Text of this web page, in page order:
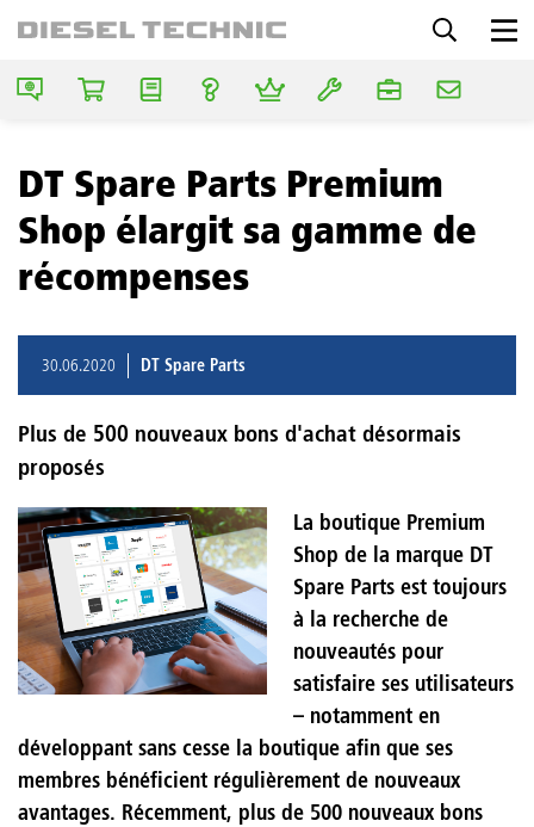
DT Spare Parts Premium
Shop élargit sa gamme de
récompenses
30.06.2020 DT Spare Parts
Plus de 500 nouveaux bons d'achat désormais
proposés
La boutique Premium
Shop de la marque DT
Spare Parts est toujours
à la recherche de
nouveautés pour
satisfaire ses utilisateurs
– notamment en
développant sans cesse la boutique afin que ses
membres bénéficient régulièrement de nouveaux
avantages. Récemment, plus de 500 nouveaux bons